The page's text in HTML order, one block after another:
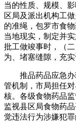
当的性质、规模、
区局及派出机构工
的准绳，包罗市食
当地现实，制定并
批工做竣事时，（
为、堵塞缝隙，充
推品药品应急办
管机制，市局担任
核。各级食物药品
监视县区局食物药
觉违法行为涉嫌犯